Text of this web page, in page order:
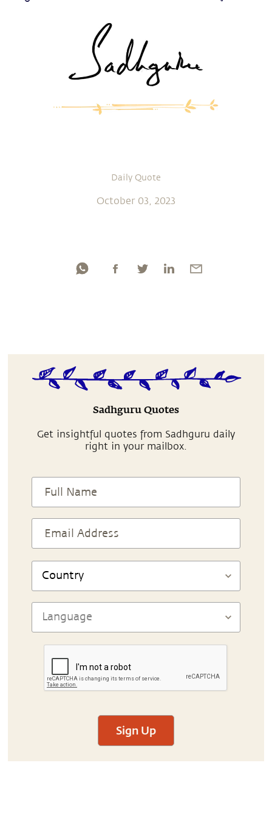
Daily Quote
October 03, 2023
Sadhguru Quotes
Get insightful quotes from Sadhguru daily
right in your mailbox.
Sign Up